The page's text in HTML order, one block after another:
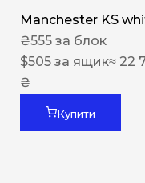
Manchester KS
₴555 за блок
$505 за ящик≈ 22
₴
Купити